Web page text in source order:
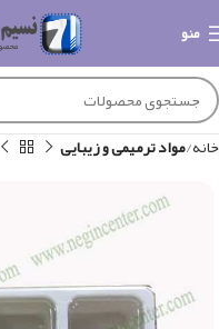
منو
خانه مواد ترمیمی و زیبایی